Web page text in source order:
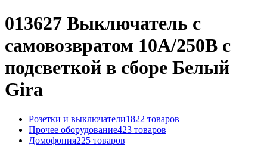
013627 Выключатель с
самовозвратом 10А/250В с
подсветкой в сборе Белый
Gira
Розетки и выключатели1822 товаров
Прочее оборудование423 товаров
Домофония225 товаров